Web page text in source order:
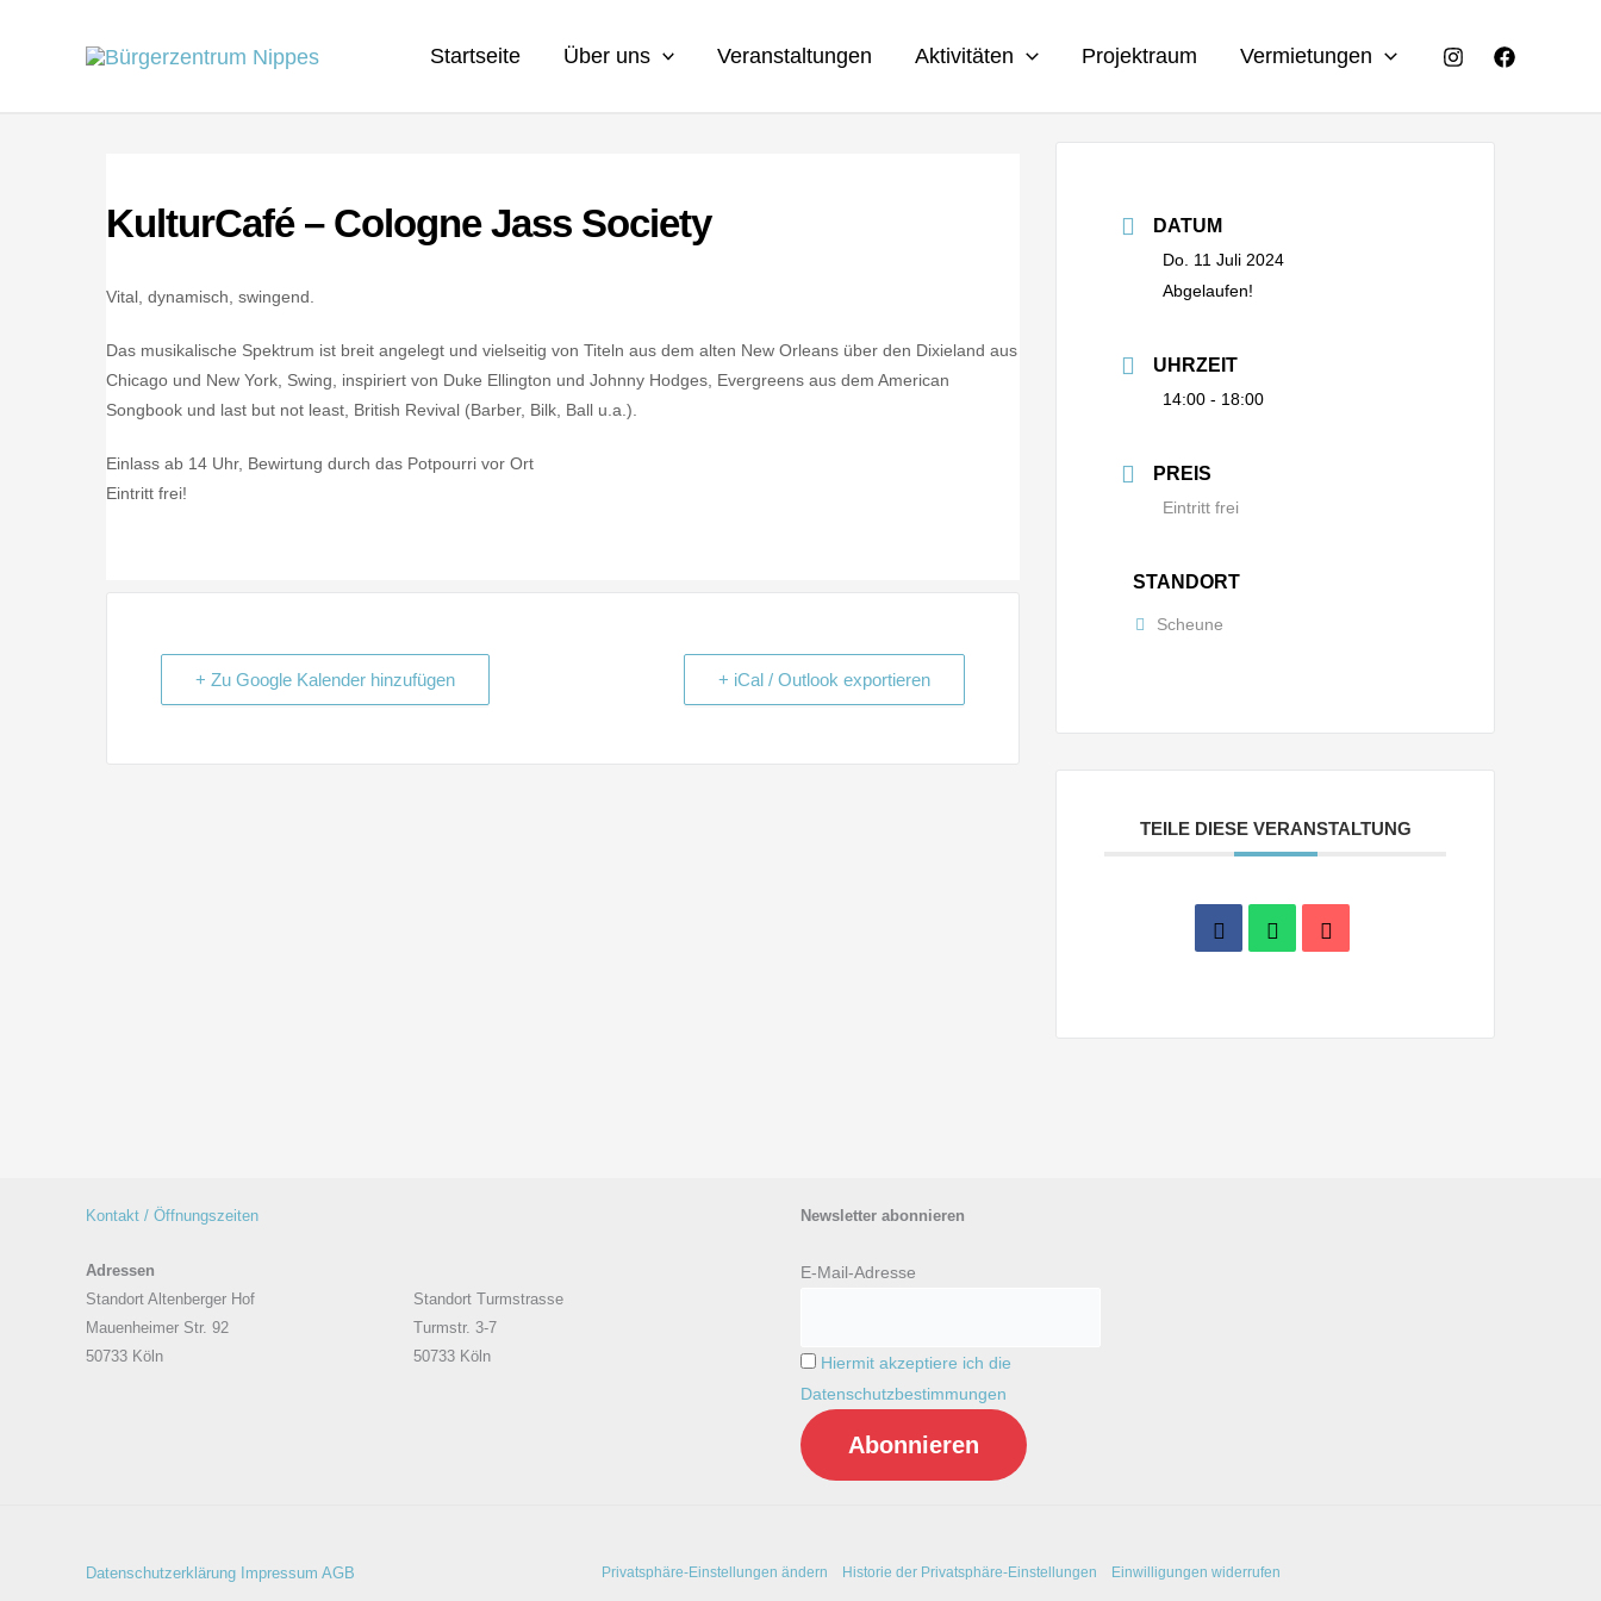
Startseite Über uns Veranstaltungen Aktivitäten Projektraum Vermietungen
KulturCafé – Cologne Jass Society
Vital, dynamisch, swingend.
Das musikalische Spektrum ist breit angelegt und vielseitig von Titeln aus dem alten New Orleans über den Dixieland aus
Chicago und New York, Swing, inspiriert von Duke Ellington und Johnny Hodges, Evergreens aus dem American
Songbook und last but not least, British Revival (Barber, Bilk, Ball u.a.).
Einlass ab 14 Uhr, Bewirtung durch das Potpourri vor Ort
Eintritt frei!
+ Zu Google Kalender hinzufügen + iCal / Outlook exportieren
DATUM
Do. 11 Juli 2024
Abgelaufen!
UHRZEIT
14:00 - 18:00
PREIS
Eintritt frei
STANDORT
Scheune
TEILE DIESE VERANSTALTUNG
Kontakt / Öffnungszeiten
Adressen
Standort Altenberger Hof
Mauenheimer Str. 92
50733 Köln
Standort Turmstrasse
Turmstr. 3-7
50733 Köln
Newsletter abonnieren
E-Mail-Adresse
Hiermit akzeptiere ich die
Datenschutzbestimmungen
Datenschutzerklärung Impressum AGB Privatsphäre-Einstellungen ändern Historie der Privatsphäre-Einstellungen Einwilligungen widerrufen